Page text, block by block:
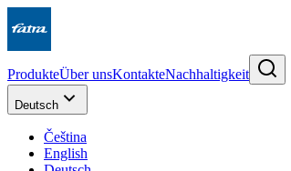
ProdukteÜber unsKontakteNachhaltigkeit
Deutsch
Čeština
English